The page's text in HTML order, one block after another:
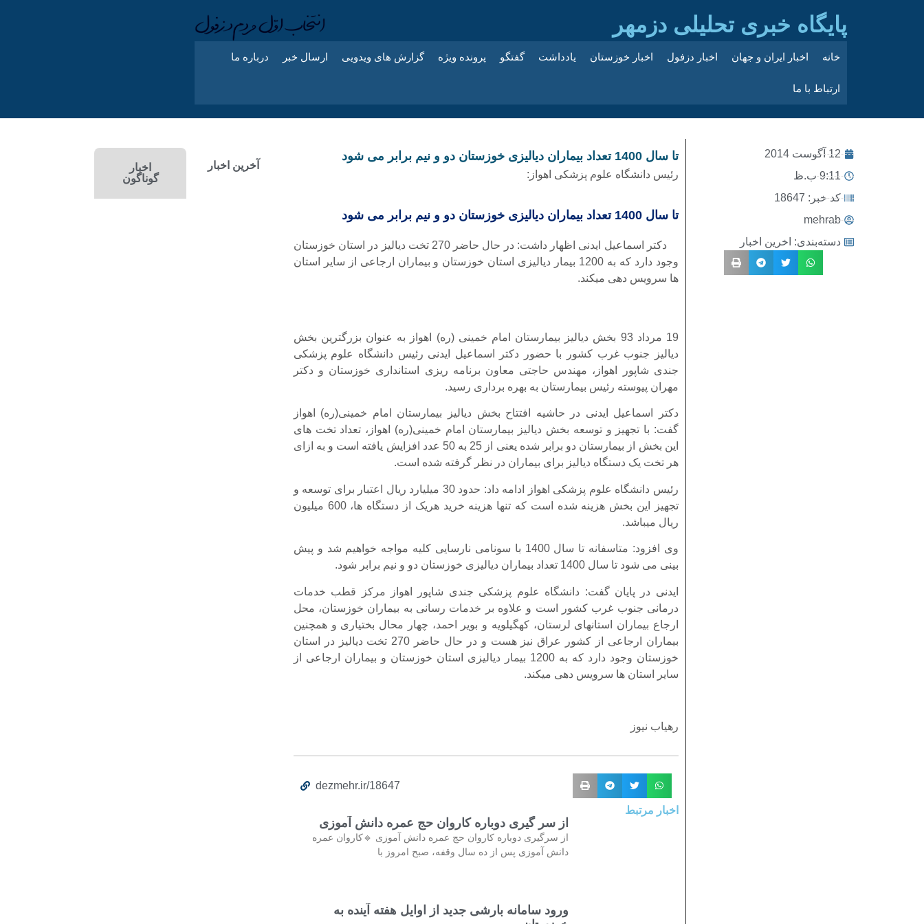
پایگاه خبری تحلیلی دزمهر
خانه اخبار ایران و جهان اخبار دزفول اخبار خوزستان یادداشت گفتگو پرونده ویژه گزارش های ویدویی ارسال خبر درباره ما
ارتباط با ما
12 آگوست 2014
9:11 ب.ظ
کد خبر: 18647
mehrab
دسته‌بندی: اخرین اخبار
تا سال 1400 تعداد بیماران دیالیزی خوزستان دو و نیم برابر می شود
رئیس دانشگاه علوم پزشکی اهواز:
تا سال 1400 تعداد بیماران دیالیزی خوزستان دو و نیم برابر می شود
دکتر اسماعیل ایدنی اظهار داشت: در حال حاضر 270 تخت دیالیز در استان خوزستان
وجود دارد که به 1200 بیمار دیالیزی استان خوزستان و بیماران ارجاعی از سایر استان
ها سرویس دهی میکند.
19 مرداد 93 بخش دیالیز بیمارستان امام خمینی (ره) اهواز به عنوان بزرگترین بخش
دیالیز جنوب غرب کشور با حضور دکتر اسماعیل ایدنی رئیس دانشگاه علوم پزشکی
جندی شاپور اهواز، مهندس حاجتی معاون برنامه ریزی استانداری خوزستان و دکتر
مهران پیوسته رئیس بیمارستان به بهره برداری رسید.
دکتر اسماعیل ایدنی در حاشیه افتتاح بخش دیالیز بیمارستان امام خمینی(ره) اهواز
گفت: با تجهیز و توسعه بخش دیالیز بیمارستان امام خمینی(ره) اهواز، تعداد تخت های
این بخش از بیمارستان دو برابر شده یعنی از 25 به 50 عدد افزایش یافته است و به ازای
هر تخت یک دستگاه دیالیز برای بیماران در نظر گرفته شده است.
رئیس دانشگاه علوم پزشکی اهواز ادامه داد: حدود 30 میلیارد ریال اعتبار برای توسعه و
تجهیز این بخش هزینه شده است که تنها هزینه خرید هریک از دستگاه ها، 600 میلیون
ریال میباشد.
وی افزود: متاسفانه تا سال 1400 با سونامی نارسایی کلیه مواجه خواهیم شد و پیش
بینی می شود تا سال 1400 تعداد بیماران دیالیزی خوزستان دو و نیم برابر شود.
ایدنی در پایان گفت: دانشگاه علوم پزشکی جندی شاپور اهواز مرکز قطب خدمات
درمانی جنوب غرب کشور است و علاوه بر خدمات رسانی به بیماران خوزستان، محل
ارجاع بیماران استانهای لرستان، کهگیلویه و بویر احمد، چهار محال بختیاری و همچنین
بیماران ارجاعی از کشور عراق نیز هست و در حال حاضر 270 تخت دیالیز در استان
خوزستان وجود دارد که به 1200 بیمار دیالیزی استان خوزستان و بیماران ارجاعی از
سایر استان ها سرویس دهی میکند.
رهیاب نیوز
dezmehr.ir/18647
اخبار مرتبط
از سر گیری دوباره کاروان حج عمره دانش آموزی
از سرگیری دوباره کاروان حج عمره دانش آموزی 🔹کاروان عمره
دانش آموزی پس از ده سال وقفه، صبح امروز با
ورود سامانه بارشی جدید از اوایل هفته آینده به
آخرین اخبار
اخبار
گوناگون